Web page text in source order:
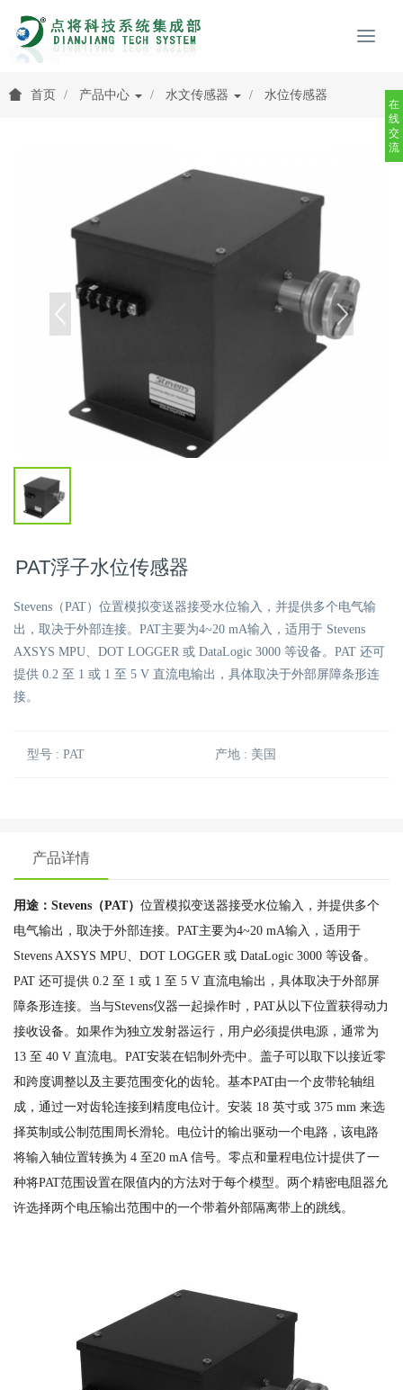
首页 产品中心 水文传感器 水位传感器
PAT浮子水位传感器
Stevens（PAT）位置模拟变送器接受水位输入，并提供多个电气输
出，取决于外部连接。PAT主要为4~20 mA输入，适用于 Stevens
AXSYS MPU、DOT LOGGER 或 DataLogic 3000 等设备。PAT 还可
提供 0.2 至 1 或 1 至 5 V 直流电输出，具体取决于外部屏障条形连
接。
型号 : PAT 产地 : 美国
产品详情
用途：Stevens（PAT） 位置模拟变送器接受水位输入，并提供多个
电气输出，取决于外部连接。PAT主要为4~20 mA输入，适用于
Stevens AXSYS MPU、DOT LOGGER 或 DataLogic 3000 等设备。
PAT 还可提供 0.2 至 1 或 1 至 5 V 直流电输出，具体取决于外部屏
障条形连接。当与Stevens仪器一起操作时，PAT从以下位置获得动力
接收设备。如果作为独立发射器运行，用户必须提供电源，通常为
13 至 40 V 直流电。PAT安装在铝制外壳中。盖子可以取下以接近零
和跨度调整以及主要范围变化的齿轮。基本PAT由一个皮带轮轴组
成，通过一对齿轮连接到精度电位计。安装 18 英寸或 375 mm 来选
择英制或公制范围周长滑轮。电位计的输出驱动一个电路，该电路
将输入轴位置转换为 4 至20 mA 信号。零点和量程电位计提供了一
种将PAT范围设置在限值内的方法对于每个模型。两个精密电阻器允
许选择两个电压输出范围中的一个带着外部隔离带上的跳线。
在
线
交
流